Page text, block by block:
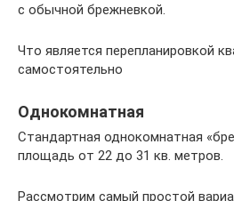
с обычной брежневкой.
Что является перепланировкой
самостоятельно
Однокомнатная
Стандартная однокомнатная
площадь от 22 до 31 кв. метров.
Рассмотрим самый простой